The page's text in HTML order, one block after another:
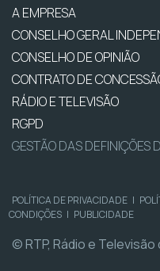
A EMPRESA
CONSELHO GERAL
CONSELHO DE OPINIÃO
CONTRATO DE
RÁDIO E TELEVISÃO
RGPD
GESTÃO DAS DEFINIÇÕES
POLÍTICA DE PRIVACIDADE |
CONDIÇÕES | PUBLICIDADE
© RTP, Rádio e